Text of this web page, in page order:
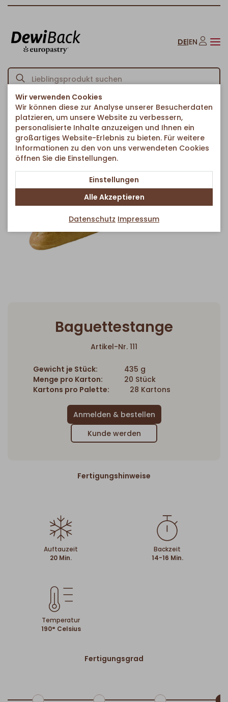
DE|EN
Startseite Brote & Brötchen /Baguettes Baguettestange
Zurück zur Artikelübersicht
Baguettestange
Artikel-Nr. 111
Gewicht je Stück:
435 g
Menge pro Karton:
20 Stück
Kartons pro Palette:
28 Kartons
Kunde werden
Fertigungshinweise
Auftauzeit
20 Min.
Backzeit
14-16 Min.
Temperatur
190° Celsius
Fertigungsgrad
Wir verwenden Cookies
Wir können diese zur Analyse unserer Besucherdaten
platzieren, um unsere Website zu verbessern,
personalisierte Inhalte anzuzeigen und Ihnen ein
großartiges Website-Erlebnis zu bieten. Für weitere
Informationen zu den von uns verwendeten Cookies
öffnen Sie die Einstellungen.
Einstellungen
Alle Akzeptieren
Datenschutz Impressum